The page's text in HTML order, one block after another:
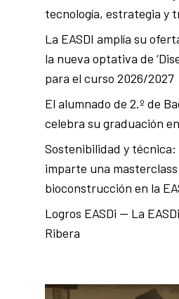
tecnología, estrategia y
La EASDI amplía su
la nueva optativa de
para el curso 2026/2027
El alumnado de 2.º de
celebra su graduación
Sostenibilidad y técnica:
imparte una
bioconstrucción en la
Logros EASDi — La
Ribera